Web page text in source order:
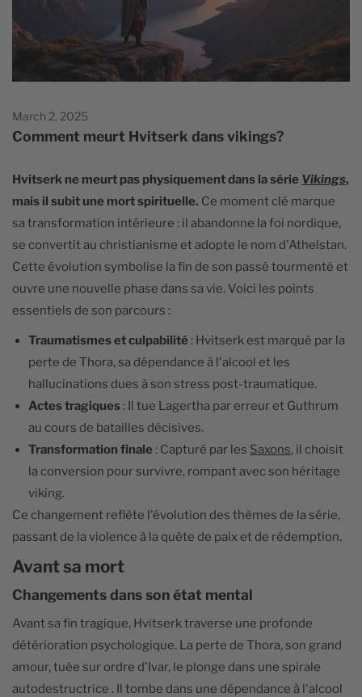
March 2, 2025
Comment meurt Hvitserk dans vikings?
Hvitserk ne meurt pas physiquement dans la série Vikings,
mais il subit une mort spirituelle. Ce moment clé marque
sa transformation intérieure : il abandonne la foi nordique,
se convertit au christianisme et adopte le nom d'Athelstan.
Cette évolution symbolise la fin de son passé tourmenté et
ouvre une nouvelle phase dans sa vie. Voici les points
essentiels de son parcours :
Traumatismes et culpabilité : Hvitserk est marqué par la
perte de Thora, sa dépendance à l'alcool et les
hallucinations dues à son stress post-traumatique.
Actes tragiques : Il tue Lagertha par erreur et Guthrum
au cours de batailles décisives.
Transformation finale : Capturé par les Saxons, il choisit
la conversion pour survivre, rompant avec son héritage
viking.
Ce changement reflète l'évolution des thèmes de la série,
passant de la violence à la quête de paix et de rédemption.
Avant sa mort
Changements dans son état mental
Avant sa fin tragique, Hvitserk traverse une profonde
détérioration psychologique. La perte de Thora, son grand
amour, tuée sur ordre d'Ivar, le plonge dans une spirale
autodestructrice . Il tombe dans une dépendance à l'alcool